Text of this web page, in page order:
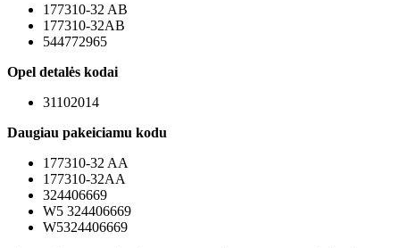
177310-32 AB
177310-32AB
544772965
Opel detalės kodai
31102014
Daugiau pakeiciamu kodu
177310-32 AA
177310-32AA
324406669
W5 324406669
W5324406669